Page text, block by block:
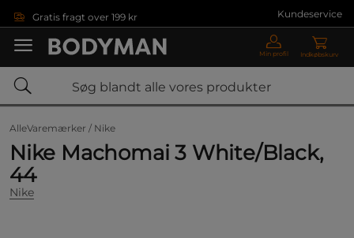
Gratis fragt over 199 kr Kundeservice
Min profil Indkøbskurv
AlleVaremærker / Nike
Nike Machomai 3 White/Black,
44
Nike